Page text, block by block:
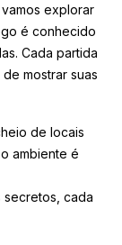
explorar
é conhecido
Cada partida
mostrar suas
de locais
ambiente é
cada